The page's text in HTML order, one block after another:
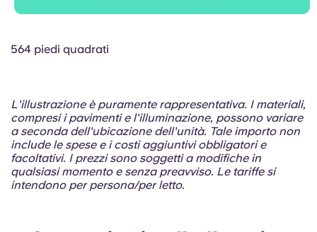
Italian
Portuguese
564 piedi quadrati
L'illustrazione è puramente rappresentativa. I materiali,
compresi i pavimenti e l'illuminazione, possono variare
a seconda dell'ubicazione dell'unità. Tale importo non
include le spese e i costi aggiuntivi obbligatori e
facoltativi. I prezzi sono soggetti a modifiche in
qualsiasi momento e senza preavviso. Le tariffe si
intendono per persona/per letto.